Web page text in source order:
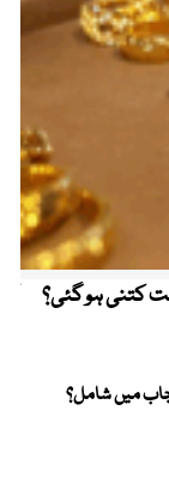
کتنی ہو گئی؟
میں شامل؟